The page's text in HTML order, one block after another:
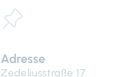
Adresse
Zedeliusstraße 17